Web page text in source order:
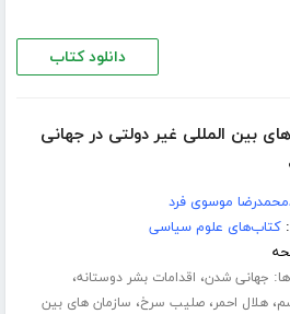
دانلود کتاب
بین المللی غیر دولتی در جهانی
موسوی فرد
کتاب‌های علوم سیاسی
جهانی شدن، اقدامات بشر دوستانه،
،هلال احمر،صلیب سرخ، سازمان های بین